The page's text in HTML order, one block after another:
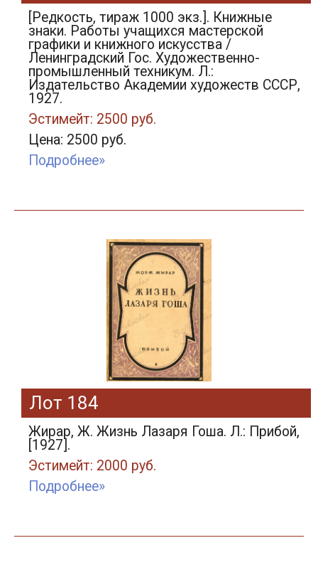
[Редкость, тираж 1000 экз.]. Книжные
знаки. Работы учащихся мастерской
графики и книжного искусства /
Ленинградский Гос. Художественно-
промышленный техникум. Л.:
Издательство Академии художеств СССР,
1927.
Эстимейт: 2500 руб.
Цена: 2500 руб.
Подробнее»
Лот 184
Жирар, Ж. Жизнь Лазаря Гоша. Л.: Прибой,
[1927].
Эстимейт: 2000 руб.
Подробнее»